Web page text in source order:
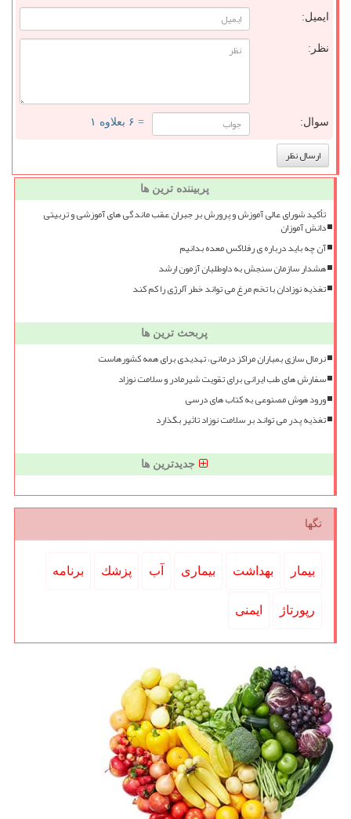
ایمیل:
نظر:
سوال: = ۶ بعلاوه ۱
پربیننده ترین ها
تأکید شورای عالی آموزش و پرورش بر جبران عقب ماندگی های آموزشی و تربیتی
دانش آموزان
آن چه باید درباره ی رفلاکس معده بدانیم
هشدار سازمان سنجش به داوطلبان آزمون ارشد
تغذیه نوزادان با تخم مرغ می تواند خطر آلرژی را کم کند
پربحث ترین ها
نرمال سازی بمباران مراکز درمانی، تهدیدی برای همه کشورهاست
سفارش های طب ایرانی برای تقویت شیرمادر و سلامت نوزاد
ورود هوش مصنوعی به کتاب های درسی
تغذیه پدر می تواند بر سلامت نوزاد تاثیر بگذارد
جدیدترین ها
تگها
بیمار بهداشت بیماری آب پزشك برنامه
رپورتاژ ایمنی